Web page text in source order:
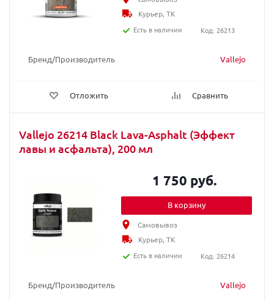
Бренд/Производитель Vallejo
Отложить Сравнить
Курьер, ТК
Есть в наличии
Код: 26213
Vallejo 26214 Black Lava-Asphalt (Эффект
лавы и асфальта), 200 мл
Бренд/Производитель Vallejo
1 750 руб.
В корзину
Самовывоз
Курьер, ТК
Есть в наличии
Код: 26214